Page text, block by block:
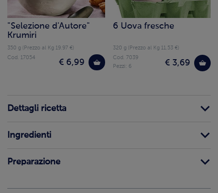
"Selezione d'Autore"
Krumiri
350 g (Prezzo al Kg 19.97 €)
€ 6,99
Cod. 17054
6 Uova fresche
320 g (Prezzo al Kg 11.53 €)
€ 3,69
Cod. 7039
Pezzi: 6
Dettagli ricetta
Ingredienti
Preparazione